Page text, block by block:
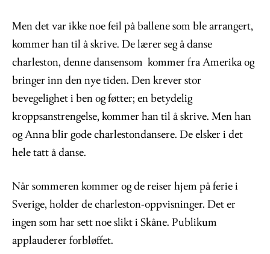
Men det var ikke noe feil på ballene som ble arrangert,
kommer han til å skrive. De lærer seg å danse
charleston, denne dansensom kommer fra Amerika og
bringer inn den nye tiden. Den krever stor
bevegelighet i ben og føtter; en betydelig
kroppsanstrengelse, kommer han til å skrive. Men han
og Anna blir gode charlestondansere. De elsker i det
hele tatt å danse.
Når sommeren kommer og de reiser hjem på ferie i
Sverige, holder de charleston-oppvisninger. Det er
ingen som har sett noe slikt i Skåne. Publikum
applauderer forbløffet.